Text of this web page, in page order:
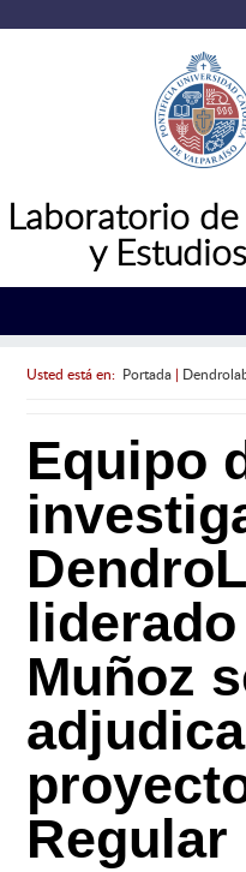
Laboratorio
y
Usted está en: Portada|
Equipo
Muñoz
Regular